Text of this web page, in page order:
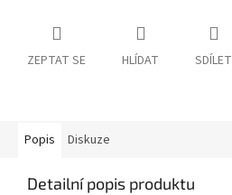
ZEPTAT SE HLÍDAT SDÍLET
Popis Diskuze
Detailní popis produktu